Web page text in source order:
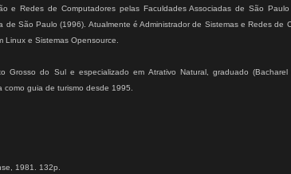
e Redes de Computadores pelas Faculdades Associadas de São
de São Paulo (1996). Atualmente é Administrador de Sistemas e Redes de
Linux e Sistemas Opensource.
do Sul e especializado em Atrativo Natural, graduado (Bacharel
como guia de turismo desde 1995.
1981. 132p.